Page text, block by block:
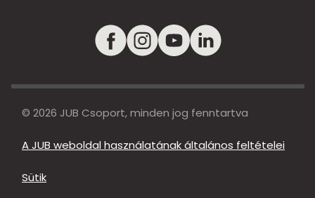
© 2026 JUB Csoport, minden jog fenntartva
A JUB weboldal használatának általános feltételei
Sütik